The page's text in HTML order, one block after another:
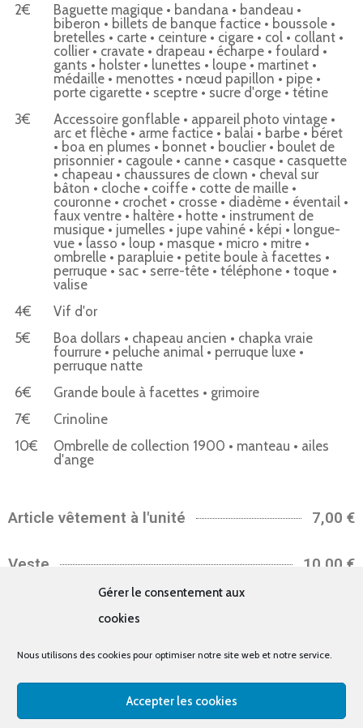
Gérer le consentement aux
cookies
Nous utilisons des cookies pour optimiser notre site web et notre service.
Accepter les cookies
2€
Baguette magique • bandana • bandeau •
biberon • billets de banque factice • boussole •
bretelles • carte • ceinture • cigare • col • collant •
collier • cravate • drapeau • écharpe • foulard •
gants • holster • lunettes • loupe • martinet •
médaille • menottes • nœud papillon • pipe •
porte cigarette • sceptre • sucre d'orge • tétine
3€
Accessoire gonflable • appareil photo vintage •
arc et flèche • arme factice • balai • barbe • béret
• boa en plumes • bonnet • bouclier • boulet de
prisonnier • cagoule • canne • casque • casquette
• chapeau • chaussures de clown • cheval sur
bâton • cloche • coiffe • cotte de maille •
couronne • crochet • crosse • diadème • éventail •
faux ventre • haltère • hotte • instrument de
musique • jumelles • jupe vahiné • képi • longue-
vue • lasso • loup • masque • micro • mitre •
ombrelle • parapluie • petite boule à facettes •
perruque • sac • serre-tête • téléphone • toque •
valise
4€
Vif d'or
5€
Boa dollars • chapeau ancien • chapka vraie
fourrure • peluche animal • perruque luxe •
perruque natte
6€
Grande boule à facettes • grimoire
7€
Crinoline
10€
Ombrelle de collection 1900 • manteau • ailes
d'ange
Article vêtement à l'unité 7,00 €
Veste 10,00 €
Veste vraie fourrure
Décor Devis sur demande
© tous droits réservés - La cabine à costumes x Bout